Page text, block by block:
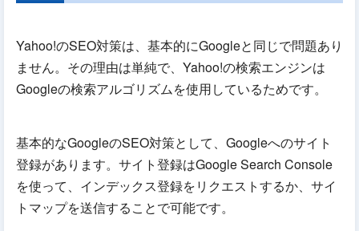
Yahoo!のSEO対策は、基本的にGoogleと同じで問題あり
ません。その理由は単純で、Yahoo!の検索エンジンは
Googleの検索アルゴリズムを使用しているためです。
基本的なGoogleのSEO対策として、Googleへのサイト
登録があります。サイト登録はGoogle Search Console
を使って、インデックス登録をリクエストするか、サイ
トマップを送信することで可能です。